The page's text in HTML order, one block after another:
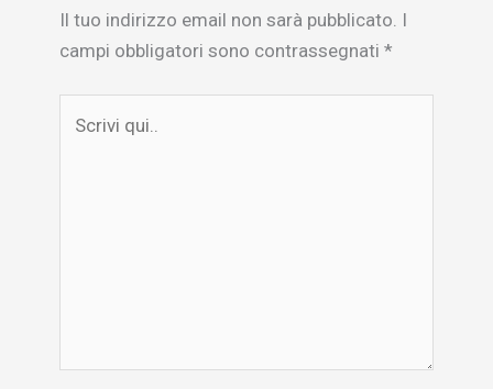
Il tuo indirizzo email non sarà pubblicato. I
campi obbligatori sono contrassegnati *
qui..